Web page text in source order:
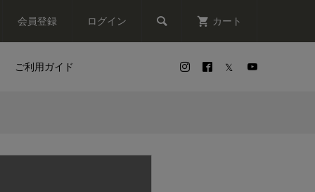
会員登録 ログイン  カート
ご利用ガイド